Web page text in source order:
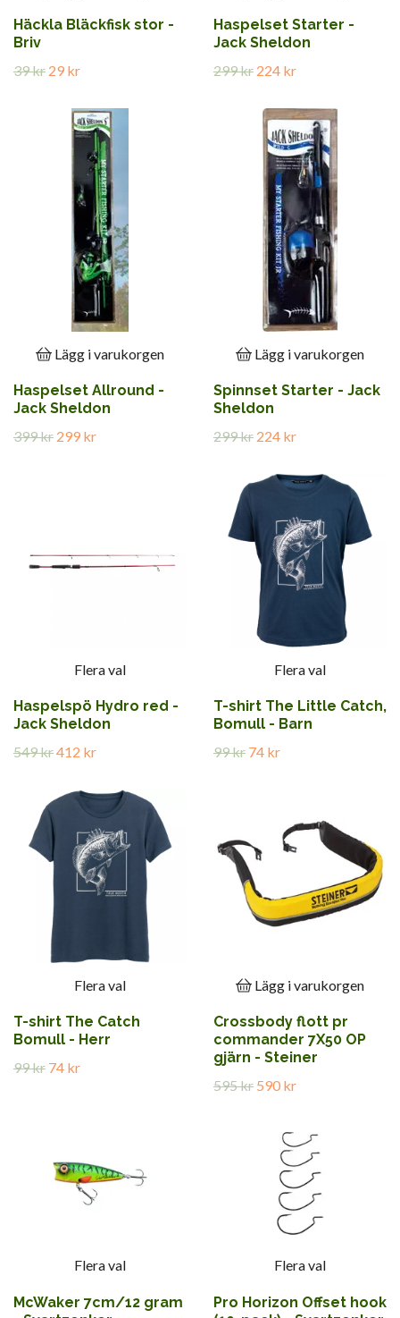
Häckla Bläckfisk stor -
Briv
39 kr 29 kr
Haspelset Starter -
Jack Sheldon
299 kr 224 kr
Lägg i varukorgen
Haspelset Allround -
Jack Sheldon
399 kr 299 kr
Lägg i varukorgen
Spinnset Starter - Jack
Sheldon
299 kr 224 kr
Flera val
Haspelspö Hydro red -
Jack Sheldon
549 kr412 kr
Flera val
T-shirt The Little Catch,
Bomull - Barn
99 kr 74 kr
Flera val
T-shirt The Catch
Bomull - Herr
99 kr 74 kr
Lägg i varukorgen
Crossbody flott pr
commander 7X50 OP
gjärn - Steiner
595 kr 590 kr
Flera val
McWaker 7cm/12 gram
Flera val
Pro Horizon Offset hook